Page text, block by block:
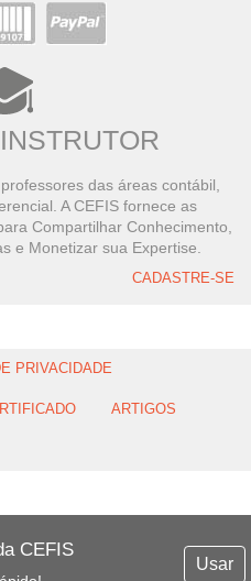
CEFIS
Usar
das áreas contábil,
A CEFIS fornece as
Compartilhar Conhecimento,
e Monetizar sua Expertise.
CADASTRE-SE
PRIVACIDADE
ARTIGOS